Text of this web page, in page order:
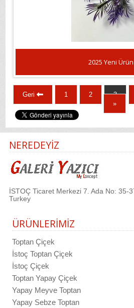
2025 Yeni
Geri 1 2 3
»
NEREDEYİZ
İSTOÇ Ticaret Merkezi 7. Ada No: 35-
Turkey
ÜRÜNLERİMİZ
Toptan Çiçek
İstoç Toptan Çiçek
İstoç Çiçek
Toptan Yapay Çiçek
Yapay Meyve Toptan
Yapay Sebze Toptan